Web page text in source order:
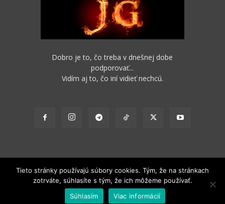
Dobro je to, čo treba v dnešnej dobe
podporovať...
Vidím aj to, čo iní vidieť nechcú.
2012 - 2022 Obsah stránok je možné s funkčným odkazom na pôvodný
zdroj ďalej nekomerčne šíriť.
Tieto stránky používajú súbory cookies. Tým, že na stránkach
zotrváte, súhlasíte s tým, že ich môžeme používať.
Súhlasím
Viac informácií